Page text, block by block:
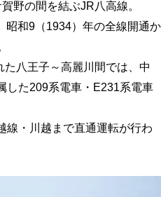
野の間を結ぶJR八高線。
昭和9（1934）年の全線開通か
八王子～高麗川間では、中
した209系電車・E231系電車
線・川越まで直通運転が行わ